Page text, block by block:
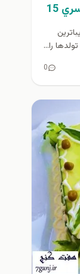
15
را...
0